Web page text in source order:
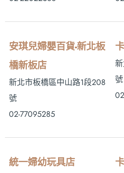
安琪兒婦嬰百貨-新北板
橋新板店
新北市板橋區中山路1段208
號
02-77095285
號
統一婦幼玩具店